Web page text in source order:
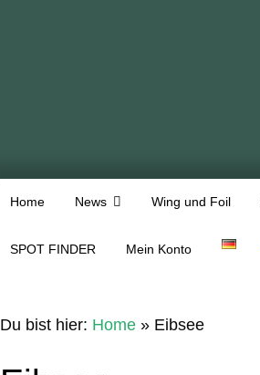
Home News Wing und Foil
SPOT FINDER Mein Konto
Du bist hier: Home» Eibsee